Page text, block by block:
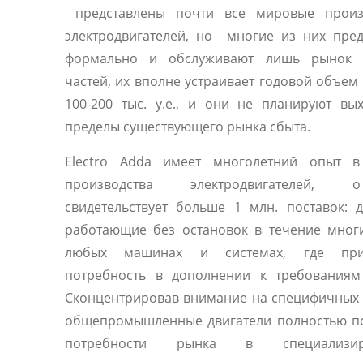
представлены почти все мировые
электродвигателей, но многие из них
формально и обслуживают лишь рынок
частей, их вполне устраивает годовой
100-200 тыс. у.е., и они не планируют
пределы существующего рынка сбыта.
Electro Adda имеет многолетний опыт в
производства
свидетельствует больше 1 млн. поставок:
работающие без остановок в течение
любых машинах и системах, где
потребность в дополнении к требованиям
Сконцентрировав внимание на специфичных
общепромышленные двигатели полностью
потребности рынка в